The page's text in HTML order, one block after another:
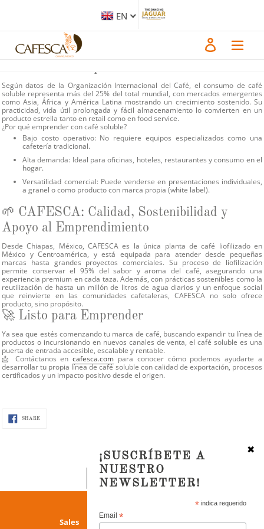
Log in
✖
¡SUSCRÍBETE A
NUESTRO
NEWSLETTER!
*indica requerido
Email *
valorado, el café soluble se ha posicionado como una alternativa poderosa y
rentable para emprender. No solo representa un producto de alta demanda a
nivel global, sino que también ofrece márgenes atractivos, facilidad logística y
una excelente oportunidad de diversificación para marcas, cafeterías y
proyectos personales. En este escenario,
se convierte en el aliado
estratégico ideal para quienes buscan incursionar en el negocio del café.
Según datos de la Organización Internacional del Café, el consumo de café
soluble representa más del25% del total mundial, con mercados emergentes
como Asia, África y América Latina mostrando un crecimiento sostenido. Su
practicidad, vida útil prolongada y fácil almacenamiento lo convierten en un
producto estrella tanto en retail como en food service.
¿Por qué emprender con café soluble?
Bajo costo operativo: No requiere equipos especializados como una
cafetería tradicional.
Alta demanda: Ideal para oficinas, hoteles, restaurantes y consumo en el
hogar.
Versatilidad comercial: Puede venderse en presentaciones individuales,
a granel o como producto con marca propia (white label).
🌱 CAFESCA: Calidad, Sostenibilidad y
Apoyo al Emprendimiento
DesdeChiapas, México, CAFESCA es la única planta de café liofilizado en
México y Centroamérica, y está equipada para atender desde pequeñas
marcas hasta grandes proyectos comerciales. Su proceso de liofilización
permite conservar el 95% del sabor y aroma del café , asegurando una
experiencia premium en cada taza. Además, con prácticas sostenibles como la
reutilización de hasta un millón de litros de agua diarios y un enfoque social
que reinvierte en las comunidades cafetaleras, CAFESCA no solo ofrece
producto, sino propósito.
🚀 Listo para Emprender
Ya sea que estés comenzando tu marca de café, buscando expandir tu línea de
productos o incursionando en nuevos canales de venta, el café soluble es una
puerta de entrada accesible, escalable y rentable.
📩 Contáctanos encafesca.com para conocer cómo podemos ayudarte a
desarrollar tu propia línea de café soluble con calidad de exportación, procesos
certificados y un impacto positivo desde el origen.
SHAREON
BACK TO BLOG
Sales
EN